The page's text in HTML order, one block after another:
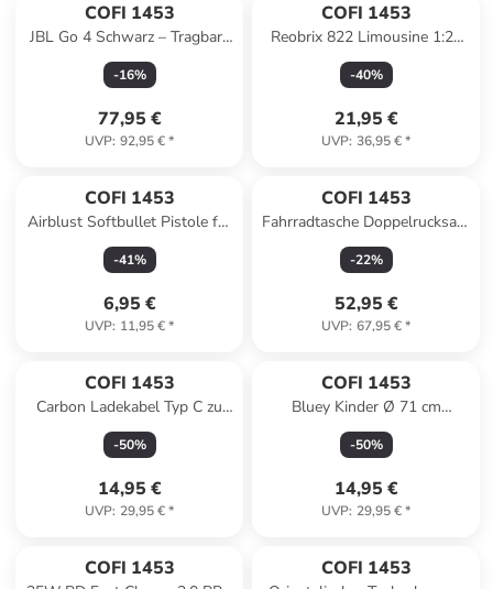
COFI 1453
JBL Go 4 Schwarz – Tragbare
Bluetooth-Lautsprecher-Box
in Schwarz
-16%
77,95 €
UVP: 92,95 €*
COFI 1453
Reobrix 822 Limousine 1:24
Klemmbaustein Auto 330
Teile ab 14 in Blau
-40%
21,95 €
UVP: 36,95 €*
COFI 1453
Airblust Softbullet Pistole für
Kinder 7 cm lang inkl. 3
Softdarts in Rot
-41%
6,95 €
UVP: 11,95 €*
COFI 1453
Fahrradtasche Doppelrucksack
2in1 30l schwarz in Schwarz
-22%
52,95 €
UVP: 67,95 €*
COFI 1453
Carbon Ladekabel Typ C zu
iPhone-Anschluss Power
Delivery in Schwarz
-50%
14,95 €
UVP: 29,95 €*
COFI 1453
Bluey Kinder Ø 71 cm
Regenschirm manueller
Bubble-Schirm & in Blau
-50%
14,95 €
UVP: 29,95 €*
COFI 1453 COFI 1453